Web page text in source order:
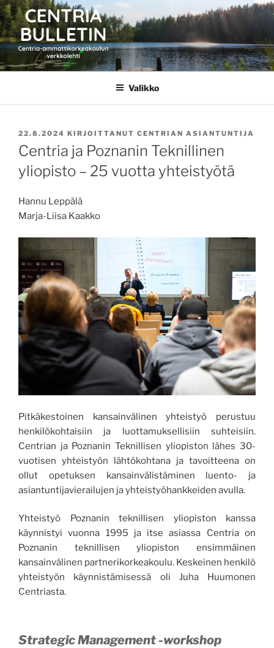
Siirry
sisältöön
CENTRIA BULLETIN
Valikko
JULKAISTU
22.8.2024 KIRJOITTANUT CENTRIAN ASIANTUNTIJA
Centria ja Poznanin Teknillinen
yliopisto – 25 vuotta yhteistyötä
Hannu Leppälä
Marja-Liisa Kaakko
Pitkäkestoinen kansainvälinen yhteistyö perustuu
henkilökohtaisiin ja luottamuksellisiin suhteisiin.
Centrian ja Poznanin Teknillisen yliopiston lähes 30-
vuotisen yhteistyön lähtökohtana ja tavoitteena on
ollut opetuksen kansainvälistäminen luento- ja
asiantuntijavierailujen ja yhteistyöhankkeiden avulla.
Yhteistyö Poznanin teknillisen yliopiston kanssa
käynnistyi vuonna 1995 ja itse asiassa Centria on
Poznanin teknillisen yliopiston ensimmäinen
kansainvälinen partnerikorkeakoulu. Keskeinen henkilö
yhteistyön käynnistämisessä oli Juha Huumonen
Centriasta.
Strategic Management -workshop